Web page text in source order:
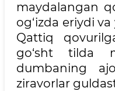
maydalangan
og‘izda eriydi
Qattiq
go‘sht tilda
dumbaning
ziravorlar